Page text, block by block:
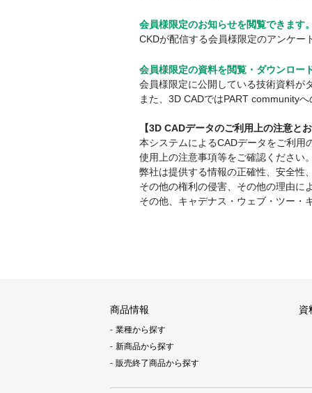
会員様限定のお知らせを閲覧できます
CKDが配信する会員様限定のアンケー
会員様限定の資料を閲覧・ダウンロー
会員様限定に公開している技術資料が
また、3D CADではPART community
【3D CADデータのご利用上の注意と
本システムによるCADデータをご利用
使用上の注意事項等をご確認ください
弊社は提供する情報の正確性、安全性
その他の権利の侵害、その他の理由に
その他、キャデナス・ウェブ・ツー・
商品情報
業種から探す
新商品から探す
販売終了商品から探す
資